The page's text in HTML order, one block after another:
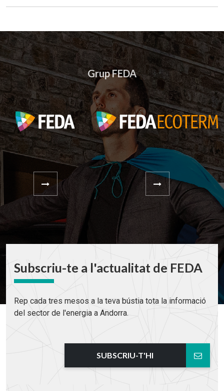
Grup FEDA
Subscriu-te a l'actualitat de FEDA
Rep cada tres mesos a la teva bústia tota la informació
del sector de l'energia a Andorra.
SUBSCRIU-T'HI